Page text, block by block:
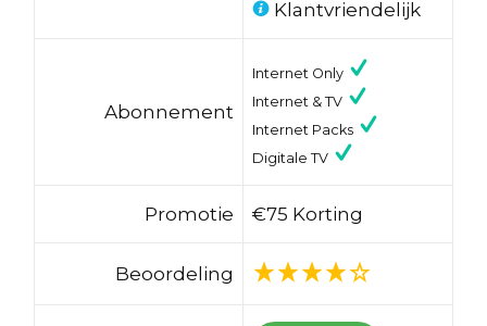
Klantvriendelijk
Abonnement
Internet Only
Internet & TV
Internet Packs
Digitale TV
Promotie €75 Korting
Beoordeling